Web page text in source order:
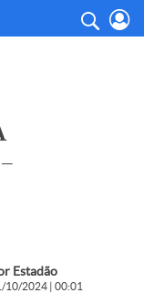
Estadão
10/2024 | 00:01